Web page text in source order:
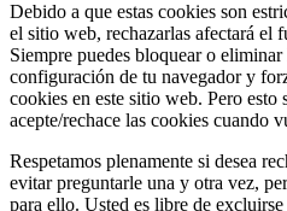
Debido a que estas cookies son
el sitio web, rechazarlas afectará el
Siempre puedes bloquear o
configuración de tu navegador y
cookies en este sitio web. Pero esto
acepte/rechace las cookies cuando
Respetamos plenamente si desea
evitar preguntarle una y otra vez,
para ello. Usted es libre de